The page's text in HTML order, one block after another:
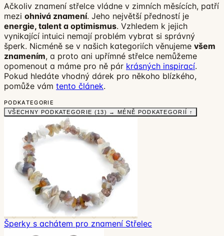
Ačkoliv znamení střelce vládne v zimních měsících, patří
mezi ohnivá znamení. Jeho největší předností je
energie, talent a optimismus. Vzhledem k jejich
vynikající intuici nemají problém vybrat si správný
šperk. Nicméně se v našich kategoriích věnujeme všem
znamením, a proto ani upřímné střelce nemůžeme
opomenout a máme pro ně pár krásných inspirací.
Pokud hledáte vhodný dárek pro někoho blízkého,
pomůže vám tento článek.
PODKATEGORIE
VŠECHNY PODKATEGORIE (13) → MÉNĚ PODKATEGORIÍ ↑
Šperky s achátem pro znamení Střelec